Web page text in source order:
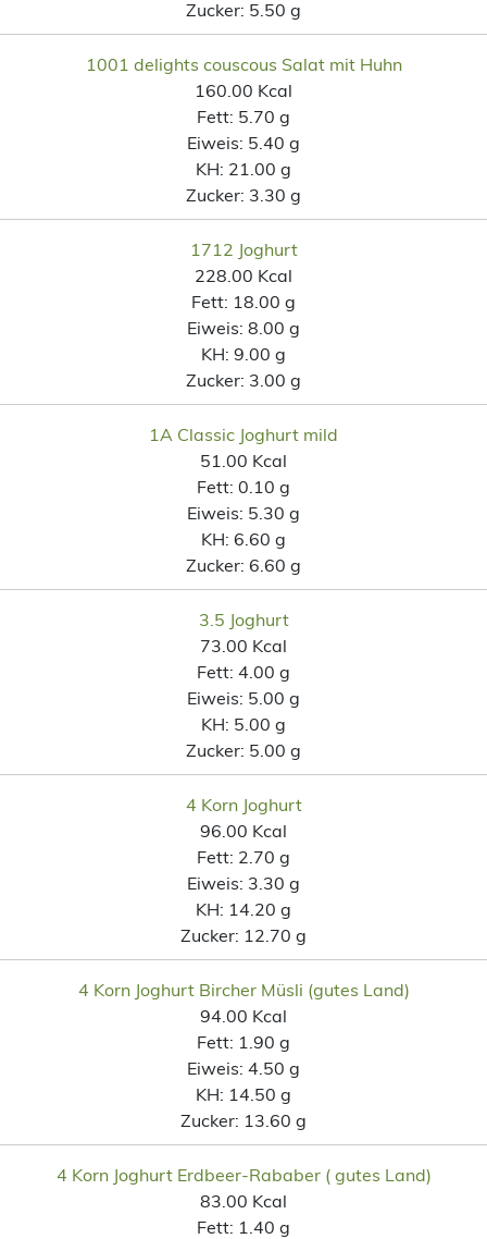
Zucker: 5.50 g
1001 delights couscous Salat mit Huhn
160.00 Kcal
Fett: 5.70 g
Eiweis: 5.40 g
KH: 21.00 g
Zucker: 3.30 g
1712 Joghurt
228.00 Kcal
Fett: 18.00 g
Eiweis: 8.00 g
KH: 9.00 g
Zucker: 3.00 g
1A Classic Joghurt mild
51.00 Kcal
Fett: 0.10 g
Eiweis: 5.30 g
KH: 6.60 g
Zucker: 6.60 g
3.5 Joghurt
73.00 Kcal
Fett: 4.00 g
Eiweis: 5.00 g
KH: 5.00 g
Zucker: 5.00 g
4 Korn Joghurt
96.00 Kcal
Fett: 2.70 g
Eiweis: 3.30 g
KH: 14.20 g
Zucker: 12.70 g
4 Korn Joghurt Bircher Müsli (gutes Land)
94.00 Kcal
Fett: 1.90 g
Eiweis: 4.50 g
KH: 14.50 g
Zucker: 13.60 g
4 Korn Joghurt Erdbeer-Rababer ( gutes Land)
83.00 Kcal
Fett: 1.40 g